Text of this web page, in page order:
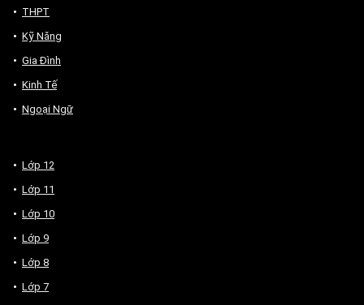
THPT
Kỹ Năng
Gia Đình
Kinh Tế
Ngoại Ngữ
Lớp 12
Lớp 11
Lớp 10
Lớp 9
Lớp 8
Lớp 7